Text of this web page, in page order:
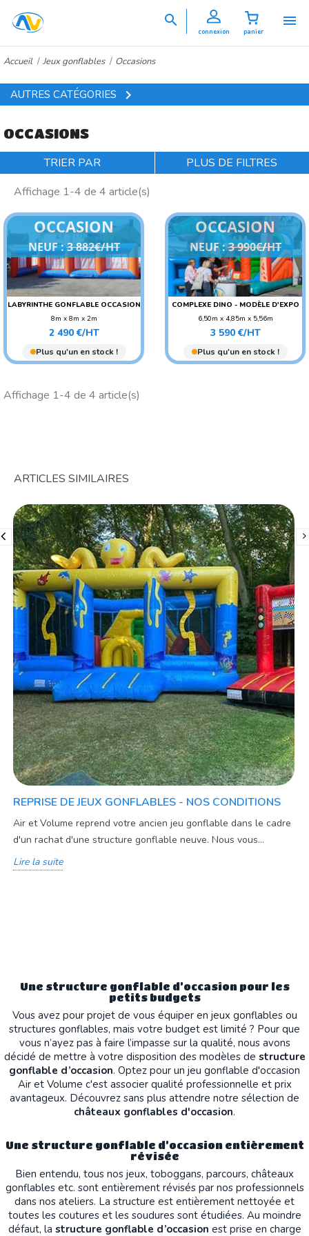

panier
connexion

Accueil Jeux gonflables Occasions
AUTRES CATÉGORIES 
OCCASIONS
TRIER PAR
PLUS DE FILTRES
Affichage 1-4 de 4 article(s)
LABYRINTHE GONFLABLE OCCASION
8m x 8m x 2m
POIDS : 180 KG
AGE CONSEILLÉ : ENFANT
Prix
2 490 €/HT
Plus qu'un en stock !
OCCASION
NEUF :3 882€/HT
COMPLEXE DINO - MODÈLE D'EXPO
6,50m x 4,85m x 5,56m
Prix
3 590 €/HT
Plus qu'un en stock !
OCCASION
NEUF :3 990€/HT
Affichage 1-4 de 4 article(s)
ARTICLES SIMILAIRES
REPRISE DE JEUX GONFLABLES - NOS CONDITIONS
Air et Volume reprend votre ancien jeu gonflable dans le cadre
d'un rachat d'une structure gonflable neuve. Nous vous...
Lire la suite
Une structure gonflable d’occasion pour les
petits budgets
Vous avez pour projet de vous équiper en jeux gonflables ou
structures gonflables, mais votre budget est limité ? Pour que
vous n’ayez pas à faire l’impasse sur la qualité, nous avons
décidé de mettre à votre disposition des modèles de structure
gonflable d’occasion. Optez pour un jeu gonflable d'occasion
Air et Volume c'est associer qualité professionnelle et prix
avantageux. Découvrez sans plus attendre notre sélection de
châteaux gonflables d'occasion.
Une structure gonflable d’occasion entièrement
révisée
Bien entendu, tous nos jeux, toboggans, parcours, châteaux
gonflables etc. sont entièrement révisés par nos professionnels
dans nos ateliers. La structure est entièrement nettoyée et
toutes les coutures et les soudures sont étudiées. Au moindre
défaut, la structure gonflable d’occasion est prise en charge